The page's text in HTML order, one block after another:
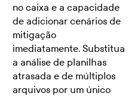
no caixa e a capacidade
de adicionar cenários de
mitigação
imediatamente. Substitua
a análise de planilhas
atrasada e de múltiplos
arquivos por um único